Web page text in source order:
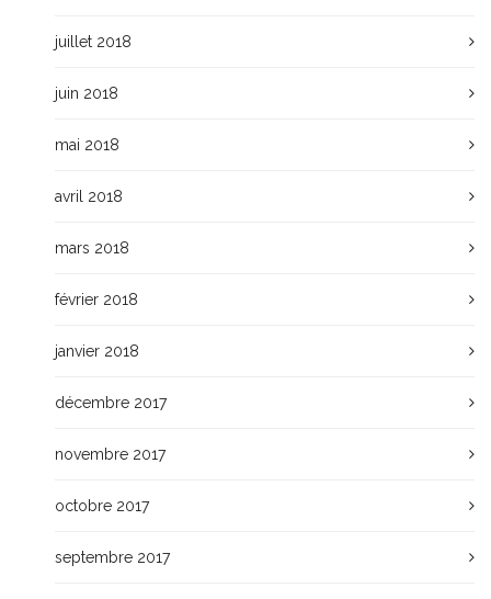
juillet 2018
juin 2018
mai 2018
avril 2018
mars 2018
février 2018
janvier 2018
décembre 2017
novembre 2017
octobre 2017
septembre 2017